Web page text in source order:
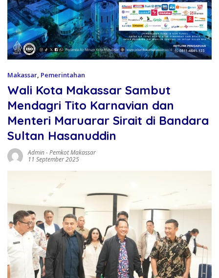
Makassar, Pemerintahan
Wali Kota Makassar Sambut
Mendagri Tito Karnavian dan
Menteri Maruarar Sirait di Bandara
Sultan Hasanuddin
Admin-Pemkot Makassar
11 September 2025